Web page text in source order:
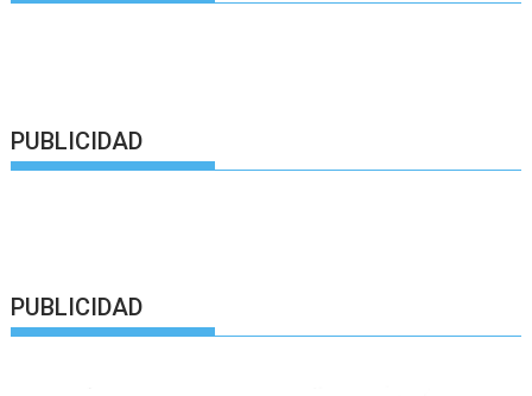
PUBLICIDAD
PUBLICIDAD